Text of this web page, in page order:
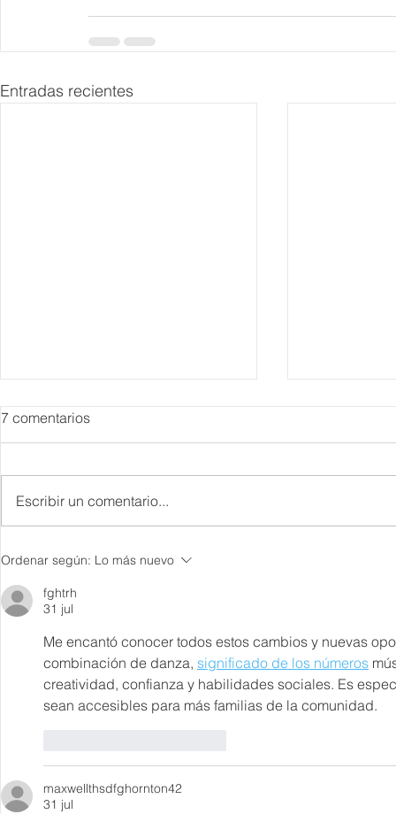
Entradas recientes
Danieli, Venezia, Four
Seasons Hotel reabre sus
puertas
7 comentarios
Escribir un comentario...
Ordenar según: Lo más nuevo
fghtrh
31 jul
Me encantó conocer todos estos cambios y nuevas
combinación de danza, significado de los números
creatividad, confianza y habilidades sociales. Es
sean accesibles para más familias de la comunidad.
maxwellthsdfghornton42
31 jul